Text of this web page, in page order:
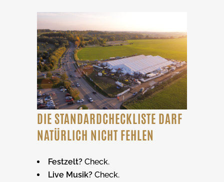
DIE STANDARDCHECKLISTE DARF
NATÜRLICH NICHT FEHLEN
Festzelt? Check.
Live Musik? Check.